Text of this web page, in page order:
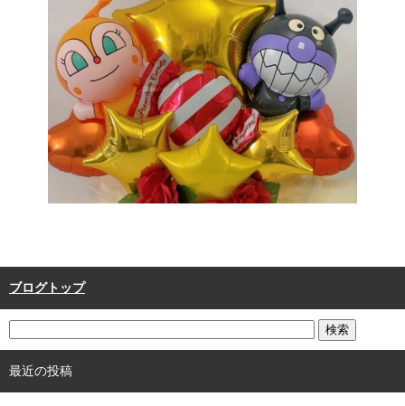
ブログトップ
最近の投稿